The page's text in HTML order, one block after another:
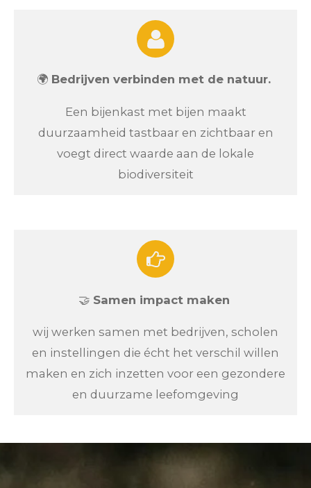
🌍 Bedrijven verbinden met de natuur.
Een bijenkast met bijen maakt
duurzaamheid tastbaar en zichtbaar en
voegt direct waarde aan de lokale
biodiversiteit
🤝 Samen impact maken
wij werken samen met bedrijven, scholen
en instellingen die écht het verschil willen
maken en zich inzetten voor een gezondere
en duurzame leefomgeving